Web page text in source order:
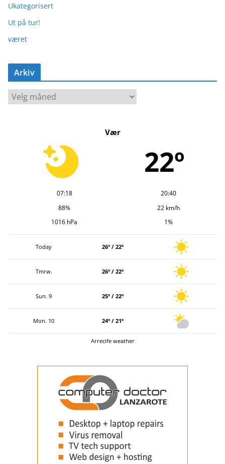
Ukategorisert
Ut på tur!
været
Arkiv
A
r
Vær
22º
07:18
20:40
88%
22 km/h
1016 hPa
1%
Today 26º / 22º
Tmrw. 26º / 22º
Sun. 9 25º / 22º
Mon. 10 24º / 21º
Arrecife weather